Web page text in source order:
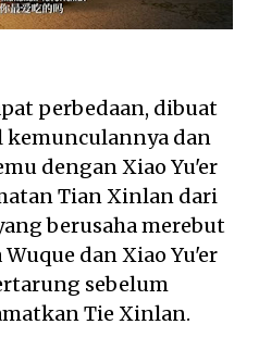
perbedaan, dibuat
kemunculannya dan
dengan Xiao Yu'er
Tian Xinlan dari
berusaha merebut
dan Xiao Yu'er
sebelum
Tie Xinlan.